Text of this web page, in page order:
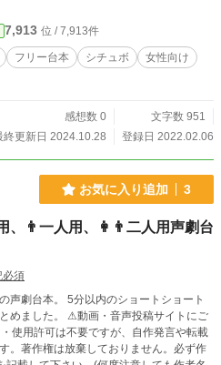
7,913 位 / 7,913件
フリー台本 シチュボ
女性向け
感想数 0
文字数 951
終更新日 2024.10.28
登録日 2022.02.06
お気に入り追加 3
、👨一人用、👩👨二人用声劇台
必須
声劇台本。 5分以内のショートショート
・音声投稿サイトにご
使用許可は不要ですが、自作発言や転載
。著作権は放棄しておりません。必ず作